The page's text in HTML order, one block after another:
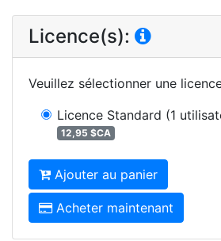
Licence(s):
Veuillez sélectionner une
Licence Standard (1
12,95 $CA
Ajouter au panier
Acheter maintenant